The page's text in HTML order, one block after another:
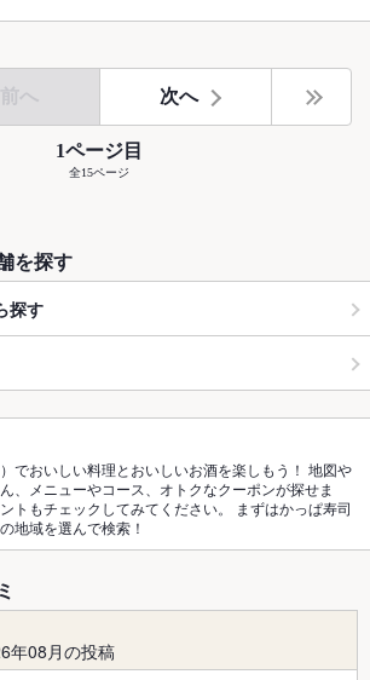
前へ 次へ
1ページ目
全15ページ
を探す
探す
でおいしい料理とおいしいお酒を楽しもう！ 地図や
、メニューやコース、オトクなクーポンが探せま
トもチェックしてみてください。 まずはかっぱ寿司
地域を選んで検索！
年08月の投稿